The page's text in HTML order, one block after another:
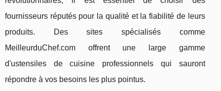
fournisseurs réputés pour la qualité et la fiabilité de leurs
produits. Des sites spécialisés comme
MeilleurduChef.com offrent une large gamme
d'ustensiles de cuisine professionnels qui sauront
répondre à vos besoins les plus pointus.